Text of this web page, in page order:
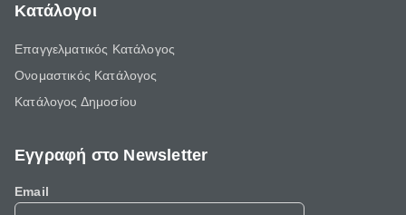
Κατάλογοι
Επαγγελματικός Κατάλογος
Ονομαστικός Κατάλογος
Κατάλογος Δημοσίου
Εγγραφή στο Newsletter
Email